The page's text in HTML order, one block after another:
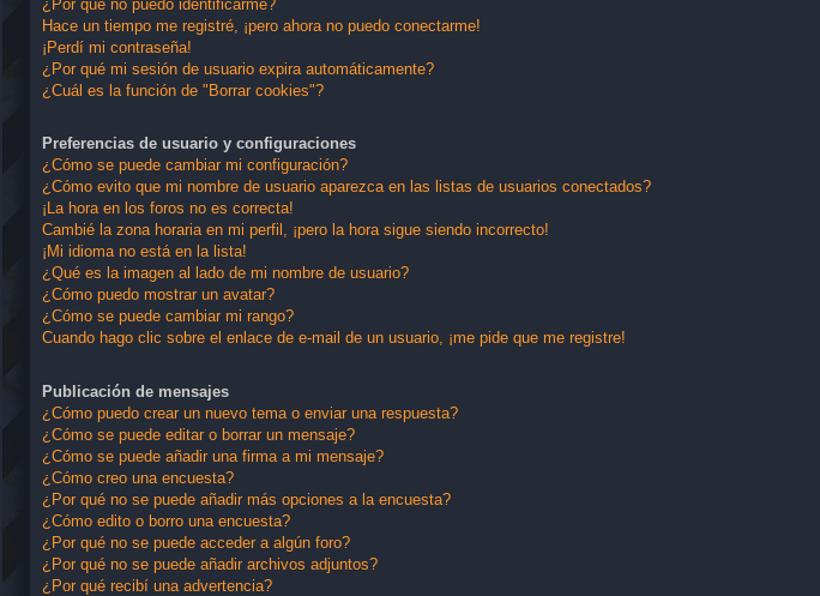
¿Por qué no puedo identificarme?
Hace un tiempo me registré, ¡pero ahora no puedo conectarme!
¡Perdí mi contraseña!
¿Por qué mi sesión de usuario expira automáticamente?
¿Cuál es la función de "Borrar cookies"?
Preferencias de usuario y configuraciones
¿Cómo se puede cambiar mi configuración?
¿Cómo evito que mi nombre de usuario aparezca en las listas de usuarios conectados?
¡La hora en los foros no es correcta!
Cambié la zona horaria en mi perfil, ¡pero la hora sigue siendo incorrecto!
¡Mi idioma no está en la lista!
¿Qué es la imagen al lado de mi nombre de usuario?
¿Cómo puedo mostrar un avatar?
¿Cómo se puede cambiar mi rango?
Cuando hago clic sobre el enlace de e-mail de un usuario, ¡me pide que me registre!
Publicación de mensajes
¿Cómo puedo crear un nuevo tema o enviar una respuesta?
¿Cómo se puede editar o borrar un mensaje?
¿Cómo se puede añadir una firma a mi mensaje?
¿Cómo creo una encuesta?
¿Por qué no se puede añadir más opciones a la encuesta?
¿Cómo edito o borro una encuesta?
¿Por qué no se puede acceder a algún foro?
¿Por qué no se puede añadir archivos adjuntos?
¿Por qué recibí una advertencia?